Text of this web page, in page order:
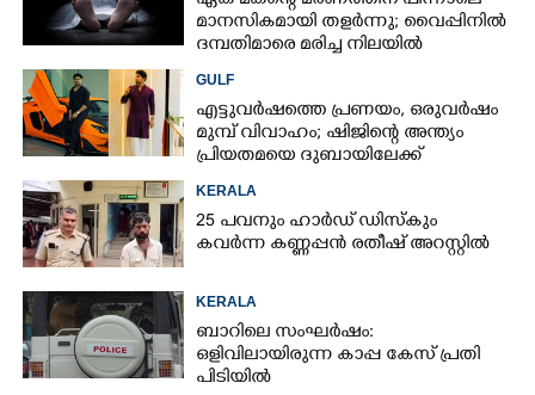
മാനസികമായി തളർന്നു; വൈപ്പിനിൽ
ദമ്പതിമാരെ മരിച്ച നിലയിൽ
GULF
എട്ടുവർഷത്തെ പ്രണയം,​ ഒരുവർഷം
മുമ്പ് വിവാഹം; ഷിജിന്റെ അന്ത്യം
പ്രിയതമയെ ദുബായിലേക്ക്
KERALA
25 പവനും ഹാർഡ് ഡിസ്കും
കവർന്ന കണ്ണപ്പൻ രതീഷ് അറസ്റ്റിൽ
KERALA
ബാറിലെ സംഘർഷം:
ഒളിവിലായിരുന്ന കാപ്പ കേസ് പ്രതി
പിടിയിൽ